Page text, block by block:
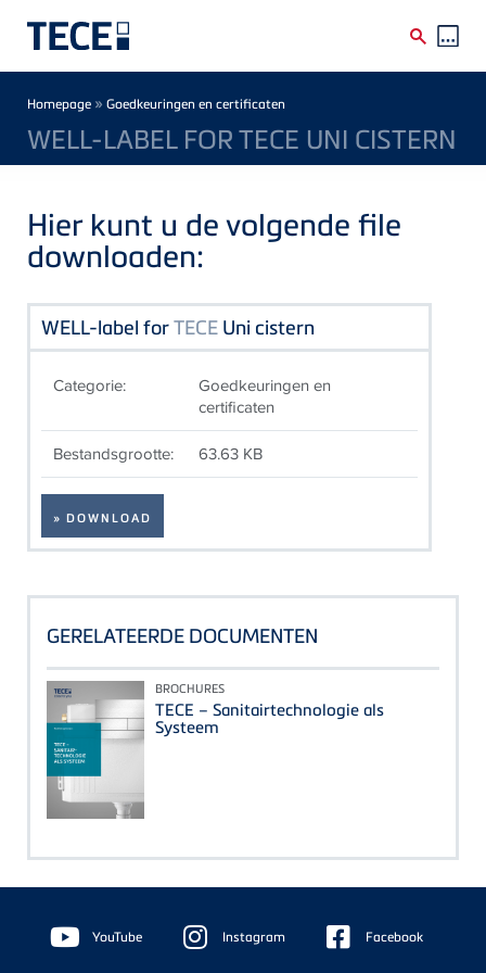
Breadcrumb
Homepage » Goedkeuringen en certificaten
WELL-LABEL FOR TECE UNI CISTERN
Hier kunt u de volgende file
downloaden:
WELL-label forTECE Uni cistern
Categorie:
Goedkeuringen en
certificaten
Bestandsgrootte: 63.63 KB
» DOWNLOAD
GERELATEERDE DOCUMENTEN
BROCHURES
TECE – Sanitairtechnologie als
Systeem
Floating
Sidebar YouTube Instagram Facebook